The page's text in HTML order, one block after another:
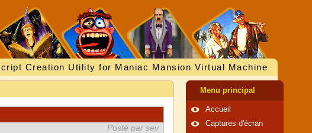
Creation Utility for Maniac Mansion Virtual Machine
Posté par sev
Menu principal
Accueil
Captures d'écran